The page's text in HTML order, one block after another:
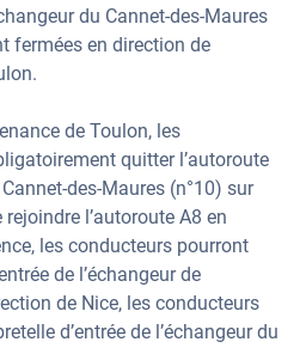
du Cannet-des-Maures
fermées en direction de
de Toulon, les
quitter l’autoroute
des-Maures (n°10) sur
l’autoroute A8 en
les conducteurs pourront
de l’échangeur de
de Nice, les conducteurs
d’entrée de l’échangeur du